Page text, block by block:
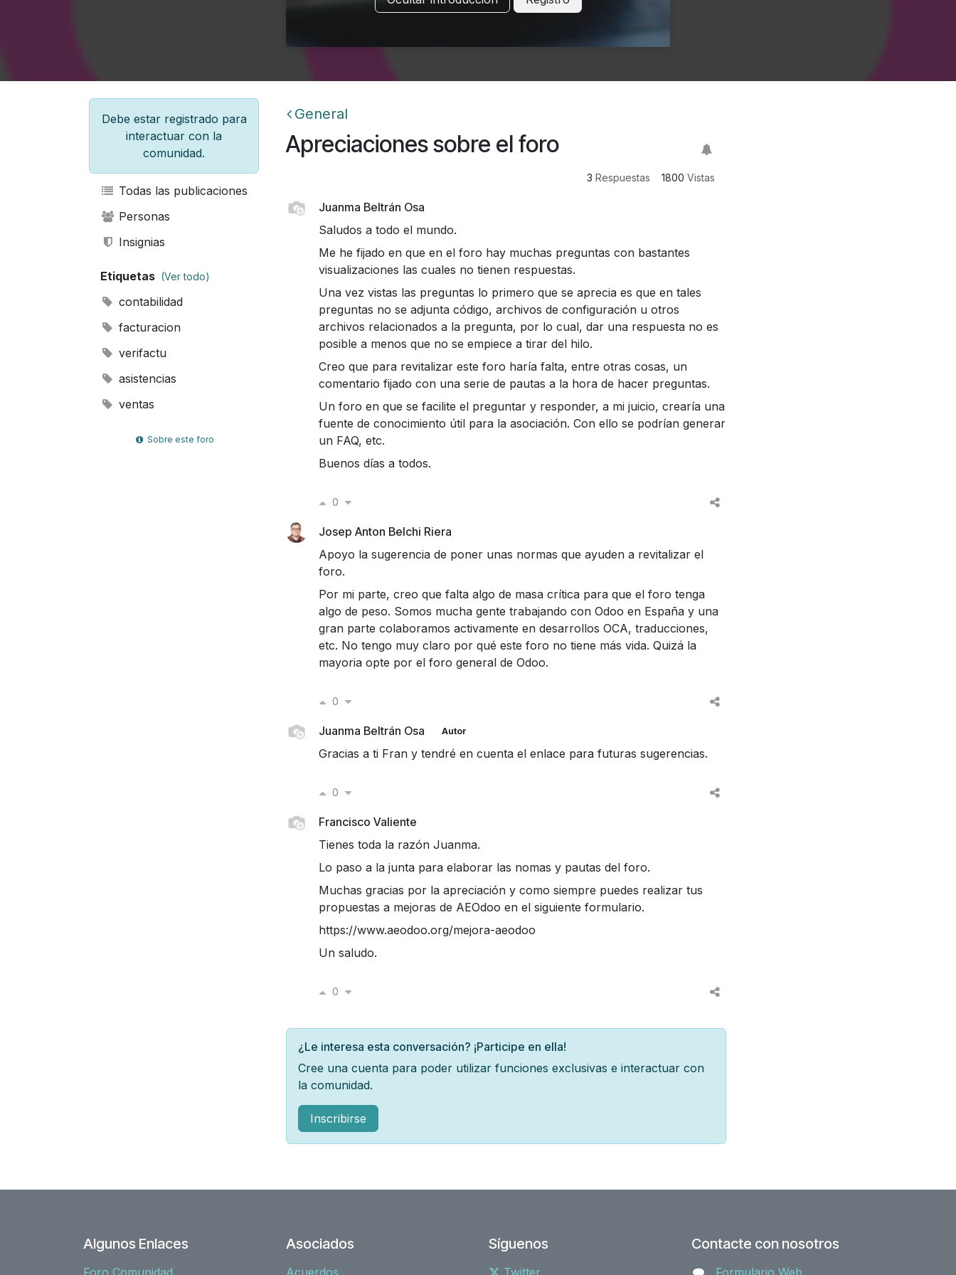
Debe estar registrado para
interactuar con la
comunidad.
Todas las publicaciones
Personas
Insignias
Etiquetas (Ver todo)
contabilidad
facturacion
verifactu
asistencias
ventas
Sobre este foro
General
Apreciaciones sobre el foro
3 Respuestas 1800 Vistas
Juanma Beltrán Osa
Saludos a todo el mundo.
Me he fijado en que en el foro hay muchas preguntas con bastantes
visualizaciones las cuales no tienen respuestas.
Una vez vistas las preguntas lo primero que se aprecia es que en tales
preguntas no se adjunta código, archivos de configuración u otros
archivos relacionados a la pregunta, por lo cual, dar una respuesta no es
posible a menos que no se empiece a tirar del hilo.
Creo que para revitalizar este foro haría falta, entre otras cosas, un
comentario fijado con una serie de pautas a la hora de hacer preguntas.
Un foro en que se facilite el preguntar y responder, a mi juicio, crearía una
fuente de conocimiento útil para la asociación. Con ello se podrían generar
un FAQ, etc.
Buenos días a todos.
0
Josep Anton Belchi Riera
Apoyo la sugerencia de poner unas normas que ayuden a revitalizar el
foro.
Por mi parte, creo que falta algo de masa crítica para que el foro tenga
algo de peso. Somos mucha gente trabajando con Odoo en España y una
gran parte colaboramos activamente en desarrollos OCA, traducciones,
etc. No tengo muy claro por qué este foro no tiene más vida. Quizá la
mayoria opte por el foro general de Odoo.
0
Juanma Beltrán Osa Autor
Gracias a ti Fran y tendré en cuenta el enlace para futuras sugerencias.
0
Francisco Valiente
Tienes toda la razón Juanma.
Lo paso a la junta para elaborar las nomas y pautas del foro.
Muchas gracias por la apreciación y como siempre puedes realizar tus
propuestas a mejoras de AEOdoo en el siguiente formulario.
https://www.aeodoo.org/mejora-aeodoo
Un saludo.
0
¿Le interesa esta conversación? ¡Participe en ella!
Cree una cuenta para poder utilizar funciones exclusivas e interactuar con
la comunidad.
Inscribirse
Algunos Enlaces
Foro Comunidad
Asociados
Acuerdos
Síguenos
Twitter
Contacte con nosotros
Formulario Web